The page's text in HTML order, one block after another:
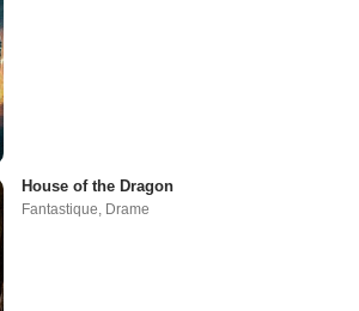
House of the Dragon
Fantastique, Drame